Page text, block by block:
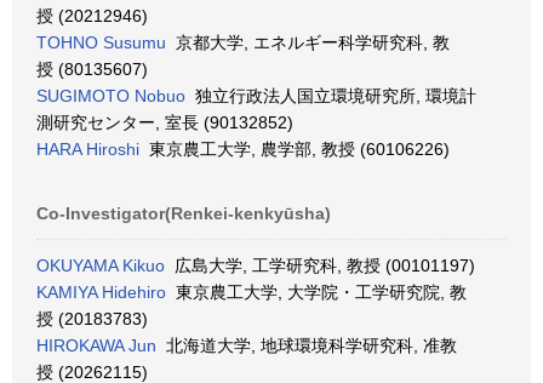
授 (20212946)
TOHNO Susumu 京都大学, エネルギー科学研究科, 教
授 (80135607)
SUGIMOTO Nobuo 独立行政法人国立環境研究所, 環境計
測研究センター, 室長 (90132852)
HARA Hiroshi 東京農工大学, 農学部, 教授 (60106226)
Co-Investigator(Renkei-kenkyūsha)
OKUYAMA Kikuo 広島大学, 工学研究科, 教授 (00101197)
KAMIYA Hidehiro 東京農工大学, 大学院・工学研究院, 教
授 (20183783)
HIROKAWA Jun 北海道大学, 地球環境科学研究科, 准教
授 (20262115)